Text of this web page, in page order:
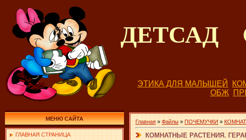
ЭТИКА ДЛЯ МАЛЫШЕЙ
ОБЖ
МЕНЮ САЙТА
ГЛАВНАЯ СТРАНИЦА
Главная » Файлы » ПОЧЕМУЧКИ »
КОМНАТНЫЕ РАСТЕНИЯ.